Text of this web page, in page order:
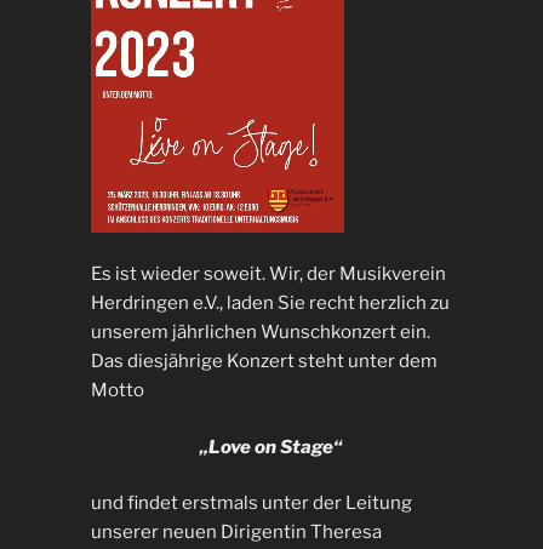
Es ist wieder soweit. Wir, der Musikverein
Herdringen e.V., laden Sie recht herzlich zu
unserem jährlichen Wunschkonzert ein.
Das diesjährige Konzert steht unter dem
Motto
„Love on Stage“
und findet erstmals unter der Leitung
unserer neuen Dirigentin Theresa